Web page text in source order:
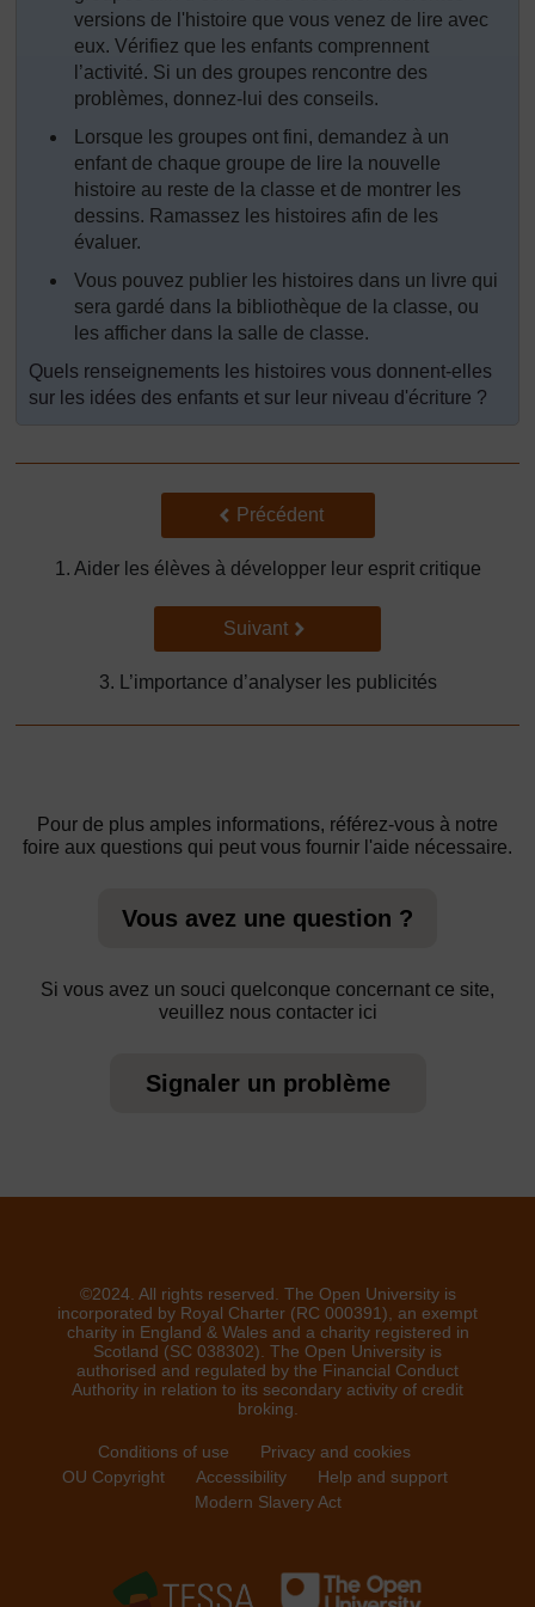
versions de l'histoire que vous venez de lire avec
eux. Vérifiez que les enfants comprennent
l’activité. Si un des groupes rencontre des
problèmes, donnez-lui des conseils.
Lorsque les groupes ont fini, demandez à un
enfant de chaque groupe de lire la nouvelle
histoire au reste de la classe et de montrer les
dessins. Ramassez les histoires afin de les
évaluer.
Vous pouvez publier les histoires dans un livre qui
sera gardé dans la bibliothèque de la classe, ou
les afficher dans la salle de classe.
Quels renseignements les histoires vous donnent-elles
sur les idées des enfants et sur leur niveau d'écriture ?
Précédent
Précédent
1. Aider les élèves à développer leur esprit critique
Suivant
Suivant
3. L’importance d’analyser les publicités
Pour de plus amples informations, référez-vous à notre
foire aux questions qui peut vous fournir l'aide nécessaire.
Vous avez une question ?
Si vous avez un souci quelconque concernant ce site,
veuillez nous contacter ici
Signaler un problème
©2024. All rights reserved. The Open University is
incorporated by Royal Charter (RC 000391), an exempt
charity in England & Wales and a charity registered in
Scotland (SC 038302). The Open University is
authorised and regulated by the Financial Conduct
Authority in relation to its secondary activity of credit
broking.
Conditions of use
Privacy and cookies
OU Copyright
Accessibility
Help and support
Modern Slavery Act